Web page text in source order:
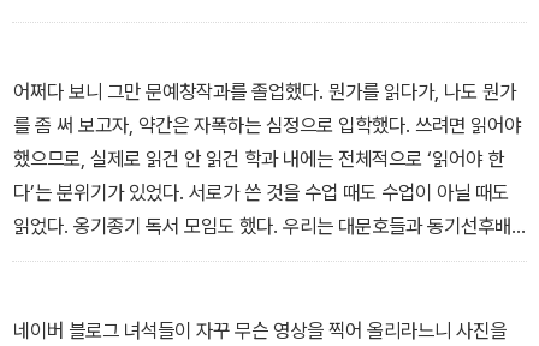
해…….
— 「들어가며: 망해 가는 세상에서」
하면 ‘든과 던’이다. 든과 던을 모두 고치고 난 뒤, 욕심 많은 내가 눈
물고 발을 깨물고…… 그렇게 해서 하나 더 고칠 수 있다면 단연 ‘로써
와 로서’다. 둘은 아주 다른 단어인데 또 많이 혼동된다. 끼새수교들
원고에서도 보면 백중팔십이 반드시 틀리고 넘어가는 오류 맛집으로
서, 내 생각에는, 자기 노동에 있어 언어를 주요하게 사용하는 사람이
라면 마땅히 이 정도는 기본적으로 구분할 줄 알아야만 한다. 나는 뭐
어려운 얘기까지 안 한다. 우린 야만스러운 저 교수 녀석들과 달라야
— 「로써와 로서의 구분」
어쩌다 보니 그만 문예창작과를 졸업했다. 뭔가를 읽다가, 나도 뭔가
를 좀 써 보고자, 약간은 자폭하는 심정으로 입학했다. 쓰려면 읽어야
했으므로, 실제로 읽건 안 읽건 학과 내에는 전체적으로 ‘읽어야 한
다’는 분위기가 있었다. 서로가 쓴 것을 수업 때도 수업이 아닐 때도
읽었다. 옹기종기 독서 모임도 했다. 우리는 대문호들과 동기선후배
의 쓴 것을 나란히 읽었다. 무엇이건 비웃고 감탄하고 감동하고 지적
을 하고서도 거의 10년이 더 지나, 새내기 때 같이 독서 모임을 했던
네이버 블로그 녀석들이 자꾸 무슨 영상을 찍어 올리라느니 사진을